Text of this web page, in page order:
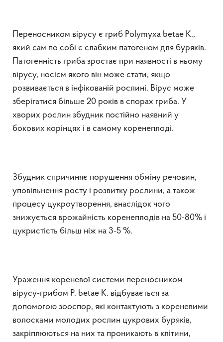
Переносником вірусу є гриб Polymyxa betae K.,
який сам по собі є слабким патогеном для буряків.
Патогенність гриба зростає при наявності в ньому
вірусу, носієм якого він може стати, якщо
розвивається в інфікованій рослині. Вірус може
зберігатися більше 20 років в спорах гриба. У
хворих рослин збудник постійно наявний у
бокових корінцях і в самому коренеплоді.
Збудник спричиняє порушення обміну речовин,
уповільнення росту і розвитку рослини, а також
процесу цукроутворення, внаслідок чого
знижується врожайність коренеплодів на 50-80% і
цукристість більш ніж на 3-5 %.
Ураження кореневої системи переносником
вірусу-грибом P. betae K. відбувається за
допомогою зооспор, які контактують з кореневими
волосками молодих рослин цукрових буряків,
закріплюються на них та проникають в клітини,